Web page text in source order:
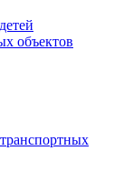
объектов